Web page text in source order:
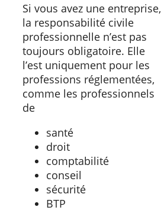
Si vous avez une entreprise,
la responsabilité civile
professionnelle n’est pas
toujours obligatoire. Elle
l’est uniquement pour les
professions réglementées,
comme les professionnels
de
santé
droit
comptabilité
conseil
sécurité
BTP